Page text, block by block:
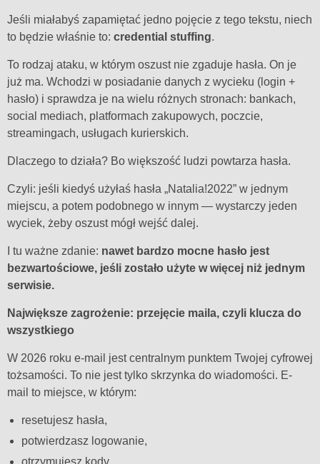
Jeśli miałabyś zapamiętać jedno pojęcie z tego tekstu, niech
to będzie właśnie to: credential stuffing.
To rodzaj ataku, w którym oszust nie zgaduje hasła. On je
już ma. Wchodzi w posiadanie danych z wycieku (login +
hasło) i sprawdza je na wielu różnych stronach: bankach,
social mediach, platformach zakupowych, poczcie,
streamingach, usługach kurierskich.
Dlaczego to działa? Bo większość ludzi powtarza hasła.
Czyli: jeśli kiedyś użyłaś hasła „Natalia!2022” w jednym
miejscu, a potem podobnego w innym — wystarczy jeden
wyciek, żeby oszust mógł wejść dalej.
I tu ważne zdanie: nawet bardzo mocne hasło jest
bezwartościowe, jeśli zostało użyte w więcej niż jednym
serwisie.
Największe zagrożenie: przejęcie maila, czyli klucza do
wszystkiego
W 2026 roku e-mail jest centralnym punktem Twojej cyfrowej
tożsamości. To nie jest tylko skrzynka do wiadomości. E-
mail to miejsce, w którym:
resetujesz hasła,
potwierdzasz logowanie,
otrzymujesz kody,